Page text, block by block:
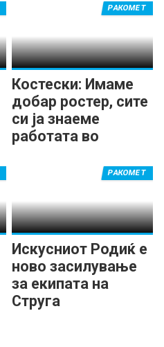
Костески: Имаме
добар ростер, сите
си ја знаеме
работата во
РАКОМЕТ
Искусниот Родиќ е
ново засилување
за екипата на
Струга
РАКОМЕТ